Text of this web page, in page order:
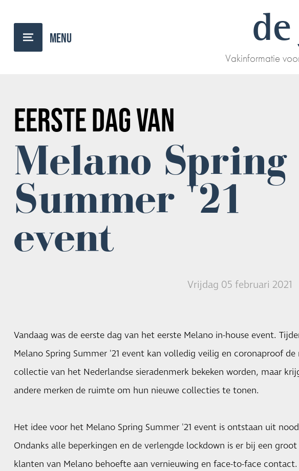
Vakinformatie
EERSTE DAG VAN
Melano Spring
Summer '21
event
Vrijdag 05 februari 2021
Vandaag was de eerste dag van het eerste Melano in-house event.
Melano Spring Summer '21 event kan volledig veilig en coronaproof de
collectie van het Nederlandse sieradenmerk bekeken worden, maar
andere merken de ruimte om hun nieuwe collecties te tonen.
Het idee voor het Melano Spring Summer '21 event is ontstaan uit
Ondanks alle beperkingen en de verlengde lockdown is er bij een
klanten van Melano behoefte aan vernieuwing en face-to-face